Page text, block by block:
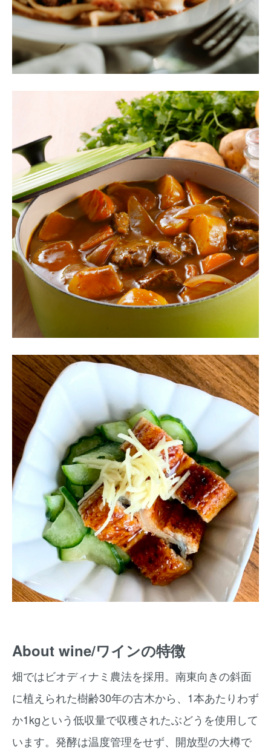
About wine/ワインの特徴
畑ではビオディナミ農法を採用。南東向きの斜面
に植えられた樹齢30年の古木から、1本あたりわず
か1kgという低収量で収穫されたぶどうを使用して
います。発酵は温度管理をせず、開放型の大樽で